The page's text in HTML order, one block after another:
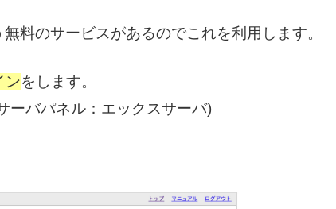
料のサービスがあるのでこれを利用します。
ンをします。
ーバパネル：エックスサーバ)